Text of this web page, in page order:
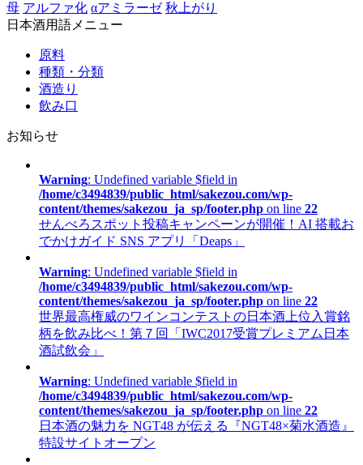
母 アルファ化 αアミラーゼ 秋上がり
日本酒用語メニュー
原料
種類・分類
酒造り
飲み口
お知らせ
Warning: Undefined variable $field in
/home/c3494839/public_html/sakezou.com/wp-
content/themes/sakezou_ja_sp/footer.php on line 22
せんべろスポット投稿キャンペーンが開催！AI 搭載お
でかけガイド SNS アプリ「Deaps」
Warning: Undefined variable $field in
/home/c3494839/public_html/sakezou.com/wp-
content/themes/sakezou_ja_sp/footer.php on line 22
世界最高権威のワインコンテストの日本酒上位入賞銘
柄を飲み比べ！第７回「IWC2017受賞プレミアム日本
酒試飲会」
Warning: Undefined variable $field in
/home/c3494839/public_html/sakezou.com/wp-
content/themes/sakezou_ja_sp/footer.php on line 22
日本酒の魅力を NGT48 が伝える『NGT48×菊水酒造』
特設サイトオープン